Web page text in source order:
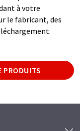
à votre
le fabricant, des
PRODUITS